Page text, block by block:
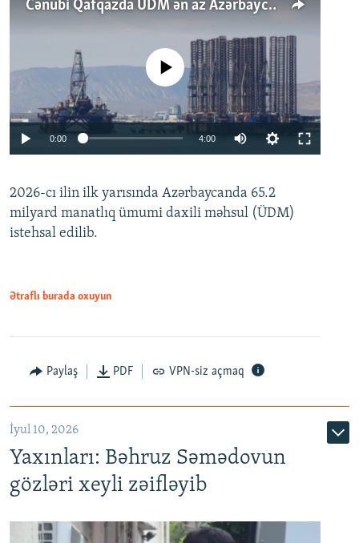
Cənubi Qafqazda ÜDM ən az Azərbaycanda artır: Qonşuları niyə Bakını qabaqlaya bilir?
Auto 240p 360p 480p
No media source currently available
0:00 4:00
360p
480p
2026-cı ilin ilk yarısında Azərbaycanda 65.2
milyard manatlıq ümumi daxili məhsul (ÜDM)
istehsal edilib.
Ətraflı burada oxuyun
Paylaş PDF VPN-siz açmaq
İyul 10, 2026
Yaxınları: Bəhruz Səmədovun
gözləri xeyli zəifləyib